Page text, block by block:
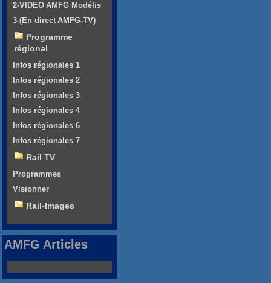
2-VIDEO AMFG Modélis
3-(En direct AMFG-TV)
Programme
régional
Infos régionales 1
Infos régionales 2
Infos régionales 3
Infos régionales 4
Infos régionales 6
Infos régionales 7
Rail TV
Programmes
Visionner
Rail-Images
AMFG Articles